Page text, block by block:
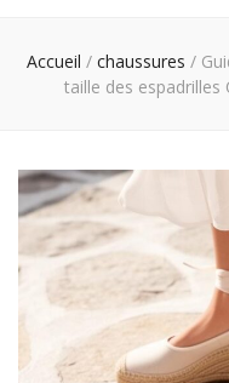
Accueil / chaussures /
taille des espadrilles